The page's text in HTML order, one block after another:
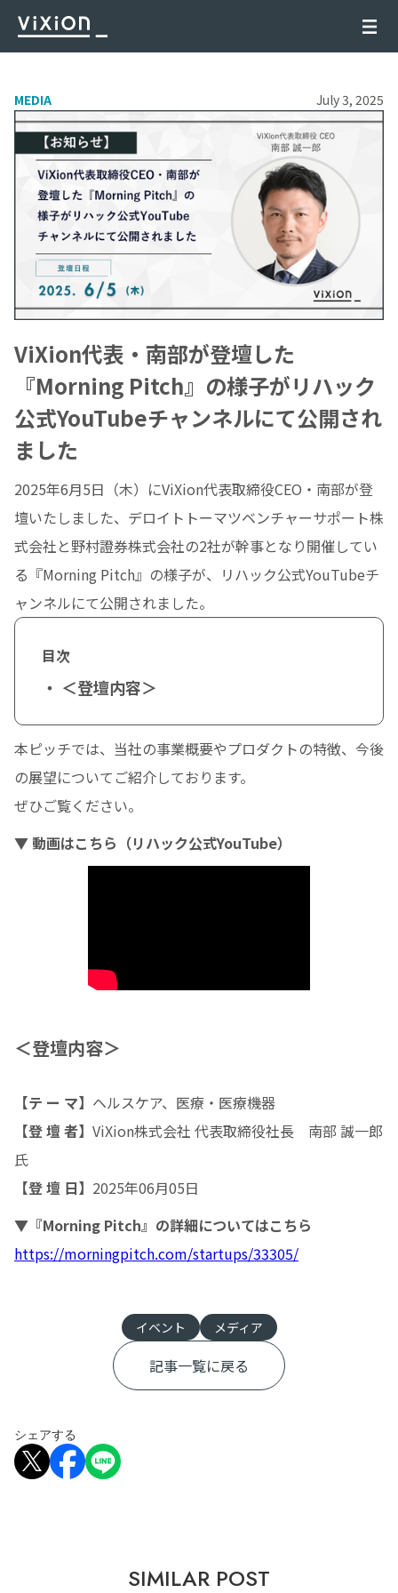
MEDIA July 3, 2025
ViXion代表・南部が登壇した
『Morning Pitch』の様子がリハック
公式YouTubeチャンネルにて公開され
ました
2025年6月5日（木）にViXion代表取締役CEO・南部が登
壇いたしました、デロイトトーマツベンチャーサポート株
式会社と野村證券株式会社の2社が幹事となり開催してい
る『Morning Pitch』の様子が、リハック公式YouTubeチ
ャンネルにて公開されました。
目次
・ ＜登壇内容＞
本ピッチでは、当社の事業概要やプロダクトの特徴、今後
の展望についてご紹介しております。
ぜひご覧ください。
▼ 動画はこちら（リハック公式YouTube）
＜登壇内容＞
【テ ー マ】 ヘルスケア、医療・医療機器
【登 壇 者】 ViXion株式会社 代表取締役社長 南部 誠一郎
氏
【登 壇 日】 2025年06月05日
▼『Morning Pitch』の詳細についてはこちら
https://morningpitch.com/startups/33305/
イベント メディア
記事一覧に戻る
シェアする
SIMILAR POST